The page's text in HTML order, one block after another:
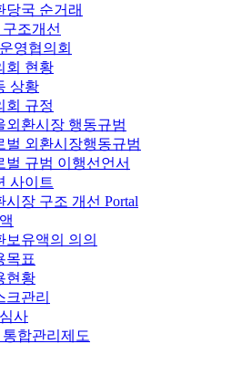
당국 순거래
조개선
영협의회
회 현황
상황
회 규정
외환시장 행동규범
벌 외환시장행동규범
벌 규범 이행선언서
사이트
시장 구조 개선 Portal
보유액의 의의
목표
현황
크관리
사
합관리제도